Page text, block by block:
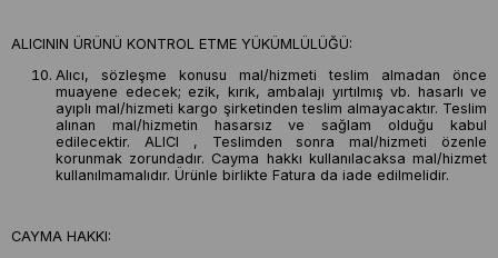
ALICININ ÜRÜNÜ KONTROL ETME YÜKÜMLÜLÜĞÜ:
Alıcı, sözleşme konusu mal/hizmeti teslim almadan önce
muayene edecek; ezik, kırık, ambalajı yırtılmış vb. hasarlı ve
ayıplı mal/hizmeti kargo şirketinden teslim almayacaktır. Teslim
alınan mal/hizmetin hasarsız ve sağlam olduğu kabul
edilecektir. ALICI , Teslimden sonra mal/hizmeti özenle
korunmak zorundadır. Cayma hakkı kullanılacaksa mal/hizmet
kullanılmamalıdır. Ürünle birlikte Fatura da iade edilmelidir.
CAYMA HAKKI: